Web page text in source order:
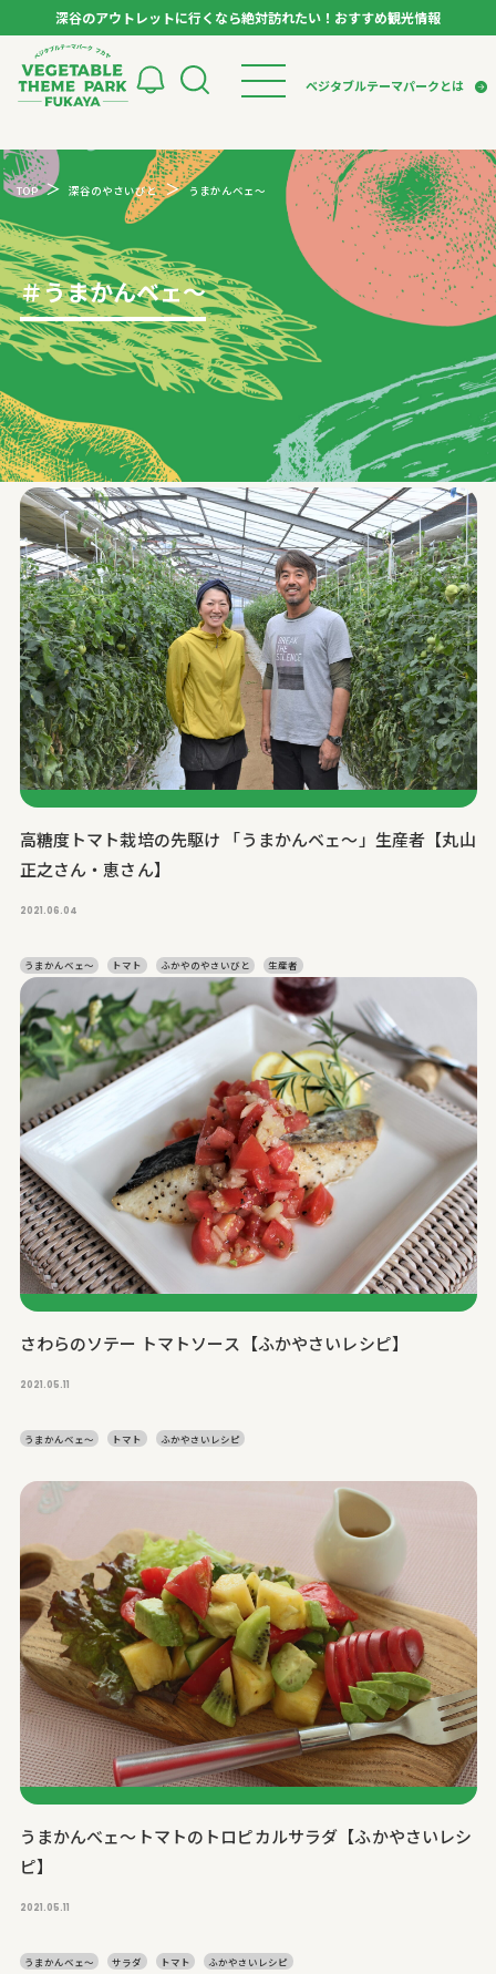
深谷のアウトレットに行くなら絶対訪れたい！おすすめ観光情報
ベジタブルテーマパークとは
検索
トップページ
モデルコース
スポット
イベント
体験
特集記事
ベジタブルテーマパークとは
VTPキャストミーティング
パートナー企業について
市長インタビュー
生産者インタビュー
アンバサダー
お役立ち情報
レシピ集
TOP 深谷のやさいびと うまかんベェ～
＃うまかんベェ～
高糖度トマト栽培の先駆け 「うまかんベェ～」生産者【丸山
正之さん・恵さん】
2021.06.04
うまかんベェ～ トマト ふかやのやさいびと 生産者
さわらのソテー トマトソース【ふかやさいレシピ】
2021.05.11
うまかんベェ～ トマト ふかやさいレシピ
うまかんべェ～トマトのトロピカルサラダ【ふかやさいレシ
ピ】
2021.05.11
うまかんベェ～ サラダ トマト ふかやさいレシピ